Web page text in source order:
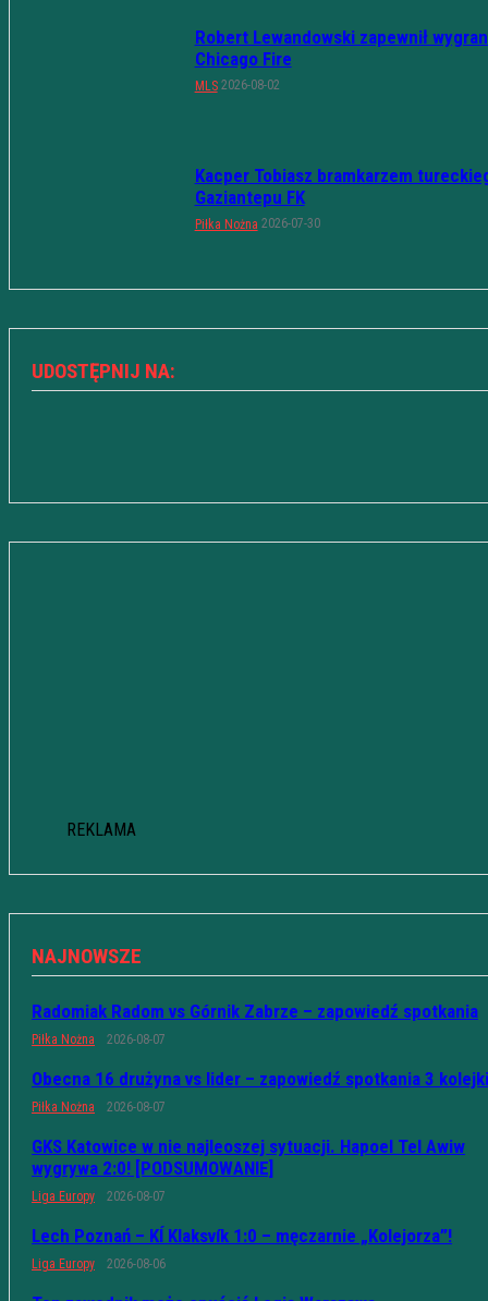
Robert Lewandowski zapewnił
Chicago Fire
MLS 2026-08-02
Kacper Tobiasz bramkarzem
Gaziantepu FK
Piłka Nożna 2026-07-30
UDOSTĘPNIJ NA:
REKLAMA
NAJNOWSZE
Radomiak Radom vs Górnik Zabrze – zapowiedź spotkania
Piłka Nożna 2026-08-07
Obecna 16 drużyna vs lider – zapowiedź spotkania 3 kolejki
Piłka Nożna 2026-08-07
GKS Katowice w nie najleoszej sytuacji. Hapoel Tel Awiw
wygrywa 2:0! [PODSUMOWANIE]
Liga Europy 2026-08-07
Lech Poznań – KÍ Klaksvík 1:0 – męczarnie „Kolejorza”!
Liga Europy 2026-08-06